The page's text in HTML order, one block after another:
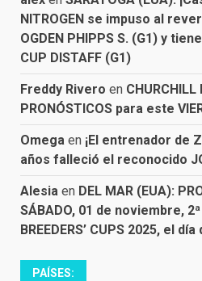
NITROGEN se impuso al
OGDEN PHIPPS S. (G1) y
CUP DISTAFF (G1)
Freddy Rivero en CHURCHILL
PRONÓSTICOS para este
Omega en ¡El entrenador de
años falleció el reconocido
Alesia en DEL MAR (EUA):
SÁBADO, 01 de noviembre,
BREEDERS’ CUPS 2025, el
PAÍSES: